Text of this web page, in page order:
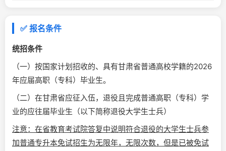
✅ 报名条件
统招条件
（一）按国家计划招收的、具有甘肃省普通高校学籍的2026
年应届高职（专科）毕业生。
（二）在甘肃省应征入伍，退役且完成普通高职（专科）学
业的应往届毕业生（以下简称退役大学生士兵）
注意：在省教育考试院答复中说明符合退役的大学生士兵参
加普通专升本免试招生为无限年，无限次数，但是已被免试